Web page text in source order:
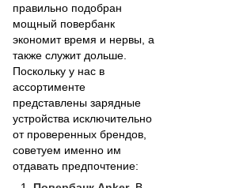
правильно подобран
мощный повербанк
экономит время и нервы, а
также служит дольше.
Поскольку у нас в
ассортименте
представлены зарядные
устройства исключительно
от проверенных брендов,
советуем именно им
отдавать предпочтение: